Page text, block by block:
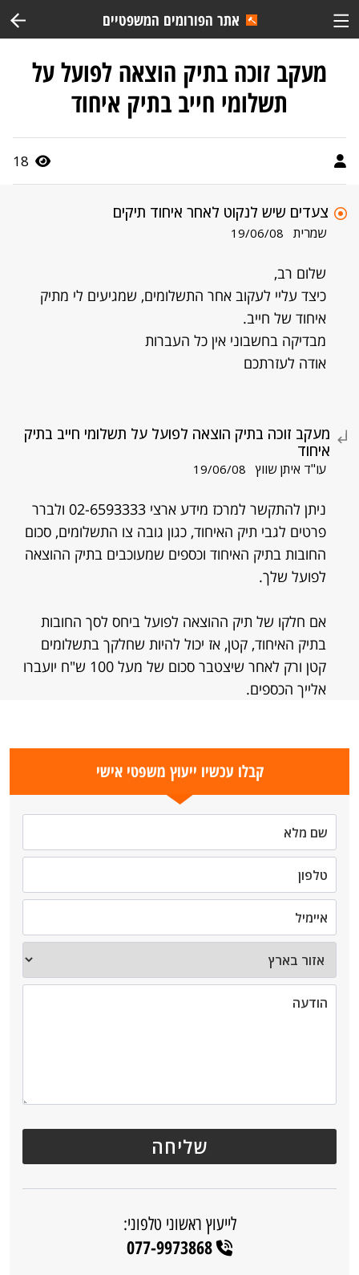
אתר הפורומים המשפטיים
מעקב זוכה בתיק הוצאה לפועל על
תשלומי חייב בתיק איחוד
18
צעדים שיש לנקוט לאחר איחוד תיקים
שמרית 19/06/08
שלום רב,
כיצד עליי לעקוב אחר התשלומים, שמגיעים לי מתיק
איחוד של חייב.
מבדיקה בחשבוני אין כל העברות
אודה לעזרתכם
מעקב זוכה בתיק הוצאה לפועל על תשלומי חייב בתיק
איחוד
עו"ד איתן שווץ 19/06/08
ניתן להתקשר למרכז מידע ארצי 02-6593333 ולברר
פרטים לגבי תיק האיחוד, כגון גובה צו התשלומים, סכום
החובות בתיק האיחוד וכספים שמעוכבים בתיק ההוצאה
לפועל שלך.
אם חלקו של תיק ההוצאה לפועל ביחס לסך החובות
בתיק האיחוד, קטן, אז יכול להיות שחלקך בתשלומים
קטן ורק לאחר שיצטבר סכום של מעל 100 ש"ח יועברו
אלייך הכספים.
קבלו עכשיו ייעוץ משפטי אישי
לייעוץ ראשוני טלפוני:
077-9973868